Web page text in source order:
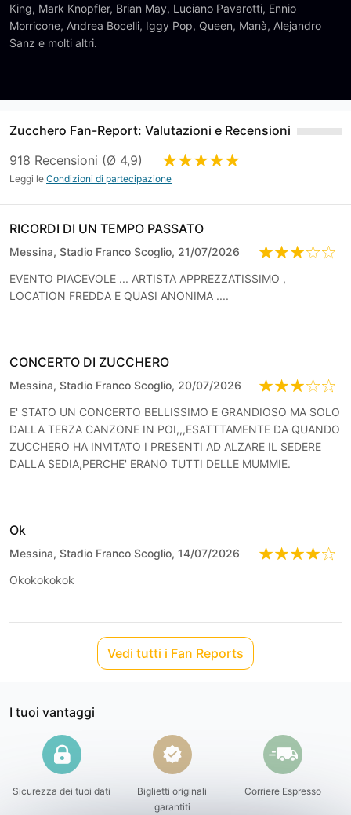
King, Mark Knopfler, Brian May, Luciano Pavarotti, Ennio
Morricone, Andrea Bocelli, Iggy Pop, Queen, Manà, Alejandro
Sanz e molti altri.
Zucchero Fan-Report: Valutazioni e Recensioni
918 Recensioni (Ø 4,9)
Leggi le Condizioni di partecipazione
RICORDI DI UN TEMPO PASSATO
Messina, Stadio Franco Scoglio, 21/07/2026
EVENTO PIACEVOLE ... ARTISTA APPREZZATISSIMO ,
LOCATION FREDDA E QUASI ANONIMA ....
CONCERTO DI ZUCCHERO
Messina, Stadio Franco Scoglio, 20/07/2026
E' STATO UN CONCERTO BELLISSIMO E GRANDIOSO MA SOLO
DALLA TERZA CANZONE IN POI,,,ESATTTAMENTE DA QUANDO
ZUCCHERO HA INVITATO I PRESENTI AD ALZARE IL SEDERE
DALLA SEDIA,PERCHE' ERANO TUTTI DELLE MUMMIE.
Ok
Messina, Stadio Franco Scoglio, 14/07/2026
Okokokokok
Vedi tutti i Fan Reports
I tuoi vantaggi
Sicurezza dei tuoi dati
Biglietti originali
garantiti
Corriere Espresso